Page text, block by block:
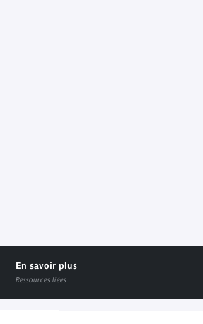
En savoir plus
Ressources liées